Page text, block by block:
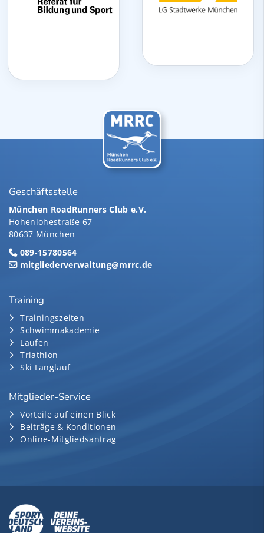
Geschäftsstelle
München RoadRunners Club e.V.
Hohenlohestraße 67
80637 München
089-15780564
mitgliederverwaltung@mrrc.de
Training
Trainingszeiten
Schwimmakademie
Laufen
Triathlon
Ski Langlauf
Mitglieder-Service
Vorteile auf einen Blick
Beiträge & Konditionen
Online-Mitgliedsantrag